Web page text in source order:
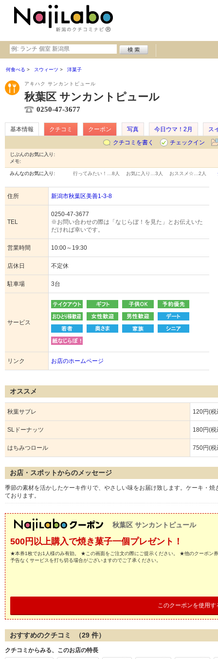
何食べる スウィーツ 洋菓子
アキハク サンカントピュール
秋葉区 サンカントピュール
0250-47-3677
基本情報 クチコミ クーポン 写真 今日ウマ！2月
ス
クチコミを書く
チェックイン
じぶんのお気に入り:
メモ:
みんなのお気に入り: 行ってみたい！… 8人 お気に入り… 3人 おススメ☆… 2人
住所 新潟市秋葉区美善1-3-8
TEL
0250-47-3677
※お問い合わせの際は「なじらぼ！を見た」とお伝えいた
だければ幸いです。
営業時間 10:00～19:30
店休日 不定休
駐車場 3台
サービス
リンク お店のホームページ
オススメ
秋葉サブレ 120円(税
SLドーナッツ 180円(税
はちみつロール 750円(税
お店・スポットからのメッセージ
季節の素材を活かしたケーキ作りで、やさしい味をお届け致します。ケーキ・
ております。
秋葉区 サンカントピュール
500円以上購入で焼き菓子一個プレゼント！
★本券1枚でお1人様のみ有効。 ★この画面をご注文の際にご提示ください。 ★他のクーポン
予告なくサービスを打ち切る場合がございますのでご了承ください。
このクーポンを使用す
おすすめのクチコミ （29 件）
クチコミからみる、このお店の特長